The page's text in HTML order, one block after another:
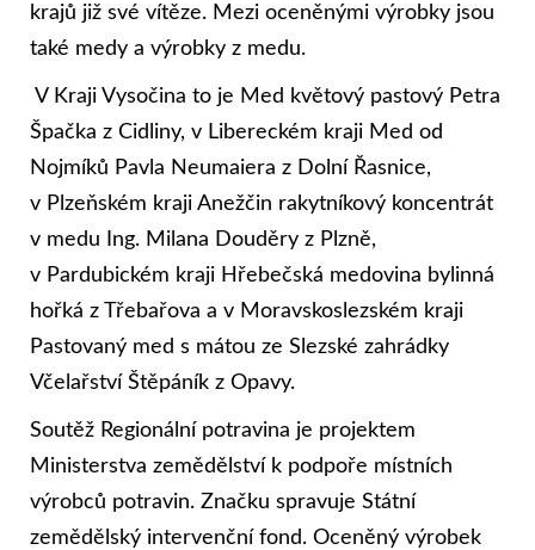
krajů již své vítěze. Mezi oceněnými výrobky jsou
také medy a výrobky z medu.
V Kraji Vysočina to je Med květový pastový Petra
Špačka z Cidliny, v Libereckém kraji Med od
Nojmíků Pavla Neumaiera z Dolní Řasnice,
v Plzeňském kraji Anežčin rakytníkový koncentrát
v medu Ing. Milana Douděry z Plzně,
v Pardubickém kraji Hřebečská medovina bylinná
hořká z Třebařova a v Moravskoslezském kraji
Pastovaný med s mátou ze Slezské zahrádky
Včelařství Štěpáník z Opavy.
Soutěž Regionální potravina je projektem
Ministerstva zemědělství k podpoře místních
výrobců potravin. Značku spravuje Státní
zemědělský intervenční fond. Oceněný výrobek